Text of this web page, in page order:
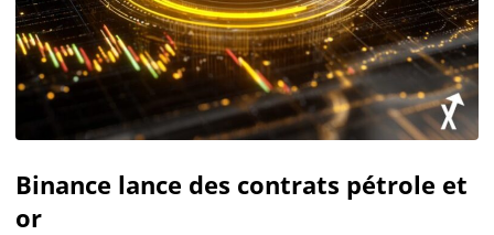
Binance lance des contrats pétrole et
or